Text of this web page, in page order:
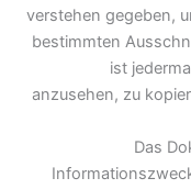
verstehen gegeben,
bestimmten
ist
anzusehen, zu
Das